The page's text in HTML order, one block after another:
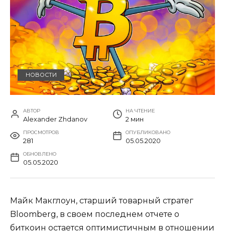
НОВОСТИ
АВТОР
Alexander Zhdanov
НА ЧТЕНИЕ
2 мин
ПРОСМОТРОВ
281
ОПУБЛИКОВАНО
05.05.2020
ОБНОВЛЕНО
05.05.2020
Майк Макглоун, старший товарный стратег
Bloomberg, в своем последнем отчете о
биткоин остается оптимистичным в отношении